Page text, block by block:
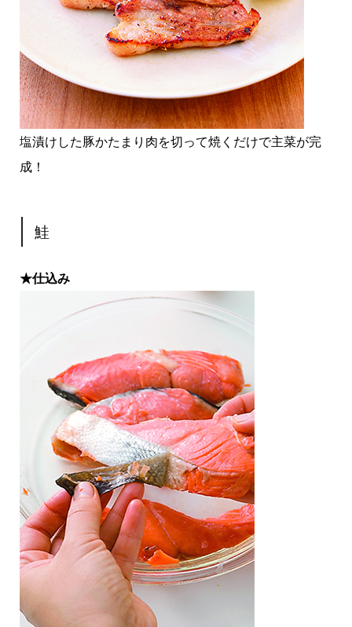
塩漬けした豚かたまり肉を切って焼くだけで主菜が完
成！
鮭
★仕込み